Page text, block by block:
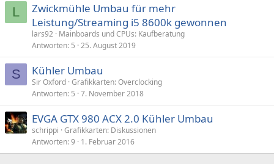
L
Zwickmühle Umbau für mehr
Leistung/Streaming i5 8600k gewonnen
lars92 Mainboards und CPUs: Kaufberatung
Antworten 5 25. August 2019
S Kühler Umbau
Sir Oxford Grafikkarten: Overclocking
Antworten 5 7. November 2018
EVGA GTX 980 ACX 2.0 Kühler Umbau
schrippi Grafikkarten: Diskussionen
Antworten 9 1. Februar 2016